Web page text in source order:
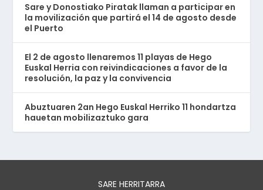
Sare y Donostiako Piratak llaman a participar en
la movilización que partirá el 14 de agosto desde
el Puerto
El 2 de agosto llenaremos 11 playas de Hego
Euskal Herria con reivindicaciones a favor de la
resolución, la paz y la convivencia
Abuztuaren 2an Hego Euskal Herriko 11 hondartza
hauetan mobilizaztuko gara
SARE HERRITARRA